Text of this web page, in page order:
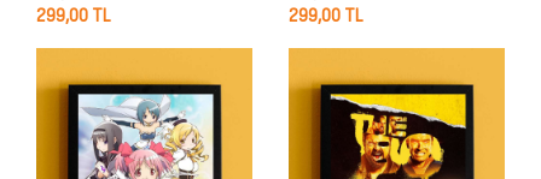
299,00 TL 299,00 TL